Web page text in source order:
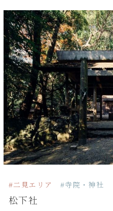
#二見エリア #寺院・神社
松下社